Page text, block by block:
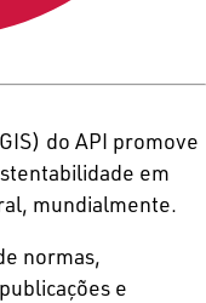
do API promove
em
mundialmente.
normas,
e